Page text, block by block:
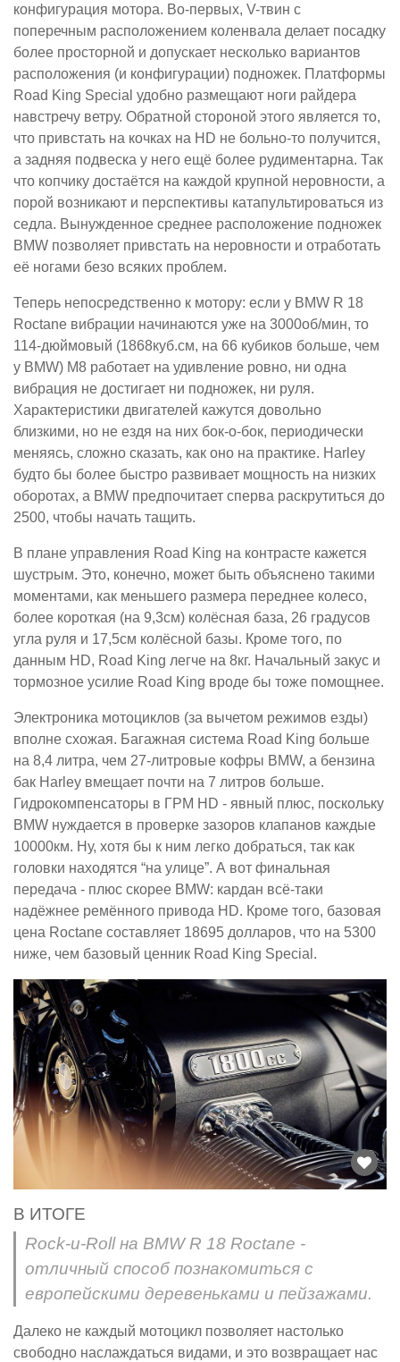
конфигурация мотора. Во-первых, V-твин с
поперечным расположением коленвала делает посадку
более просторной и допускает несколько вариантов
расположения (и конфигурации) подножек. Платформы
Road King Special удобно размещают ноги райдера
навстречу ветру. Обратной стороной этого является то,
что привстать на кочках на HD не больно-то получится,
а задняя подвеска у него ещё более рудиментарна. Так
что копчику достаётся на каждой крупной неровности, а
порой возникают и перспективы катапультироваться из
седла. Вынужденное среднее расположение подножек
BMW позволяет привстать на неровности и отработать
её ногами безо всяких проблем.
Теперь непосредственно к мотору: если у BMW R 18
Roctane вибрации начинаются уже на 3000об/мин, то
114-дюймовый (1868куб.см, на 66 кубиков больше, чем
у BMW) M8 работает на удивление ровно, ни одна
вибрация не достигает ни подножек, ни руля.
Характеристики двигателей кажутся довольно
близкими, но не ездя на них бок-о-бок, периодически
меняясь, сложно сказать, как оно на практике. Harley
будто бы более быстро развивает мощность на низких
оборотах, а BMW предпочитает сперва раскрутиться до
2500, чтобы начать тащить.
В плане управления Road King на контрасте кажется
шустрым. Это, конечно, может быть объяснено такими
моментами, как меньшего размера переднее колесо,
более короткая (на 9,3см) колёсная база, 26 градусов
угла руля и 17,5см колёсной базы. Кроме того, по
данным HD, Road King легче на 8кг. Начальный закус и
тормозное усилие Road King вроде бы тоже помощнее.
Электроника мотоциклов (за вычетом режимов езды)
вполне схожая. Багажная система Road King больше
на 8,4 литра, чем 27-литровые кофры BMW, а бензина
бак Harley вмещает почти на 7 литров больше.
Гидрокомпенсаторы в ГРМ HD - явный плюс, поскольку
BMW нуждается в проверке зазоров клапанов каждые
10000км. Ну, хотя бы к ним легко добраться, так как
головки находятся “на улице”. А вот финальная
передача - плюс скорее BMW: кардан всё-таки
надёжнее ремённого привода HD. Кроме того, базовая
цена Roctane составляет 18695 долларов, что на 5300
ниже, чем базовый ценник Road King Special.
В ИТОГЕ
Rock-и-Roll на BMW R 18 Roctane -
отличный способ познакомиться с
европейскими деревеньками и пейзажами.
Далеко не каждый мотоцикл позволяет настолько
свободно наслаждаться видами, и это возвращает нас